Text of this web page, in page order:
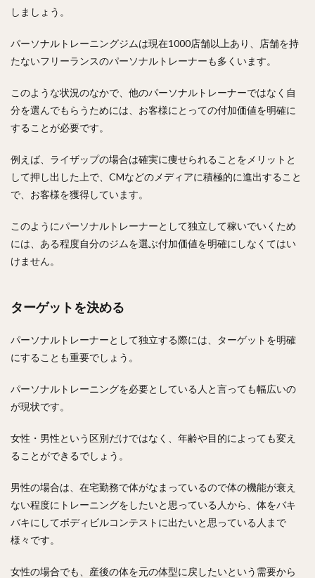
しましょう。
パーソナルトレーニングジムは現在1000店舗以上あり、店舗を持
たないフリーランスのパーソナルトレーナーも多くいます。
このような状況のなかで、他のパーソナルトレーナーではなく自
分を選んでもらうためには、お客様にとっての付加価値を明確に
することが必要です。
例えば、ライザップの場合は確実に痩せられることをメリットと
して押し出した上で、CMなどのメディアに積極的に進出すること
で、お客様を獲得しています。
このようにパーソナルトレーナーとして独立して稼いでいくため
には、ある程度自分のジムを選ぶ付加価値を明確にしなくてはい
けません。
ターゲットを決める
パーソナルトレーナーとして独立する際には、ターゲットを明確
にすることも重要でしょう。
パーソナルトレーニングを必要としている人と言っても幅広いの
が現状です。
女性・男性という区別だけではなく、年齢や目的によっても変え
ることができるでしょう。
男性の場合は、在宅勤務で体がなまっているので体の機能が衰え
ない程度にトレーニングをしたいと思っている人から、体をバキ
バキにしてボディビルコンテストに出たいと思っている人まで
様々です。
女性の場合でも、産後の体を元の体型に戻したいという需要から